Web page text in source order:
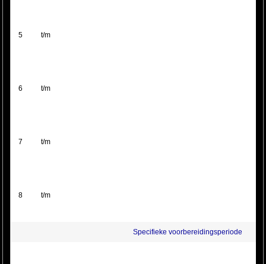
5 t/m
6 t/m
7 t/m
8 t/m
Specifieke voorbereidingsperiode